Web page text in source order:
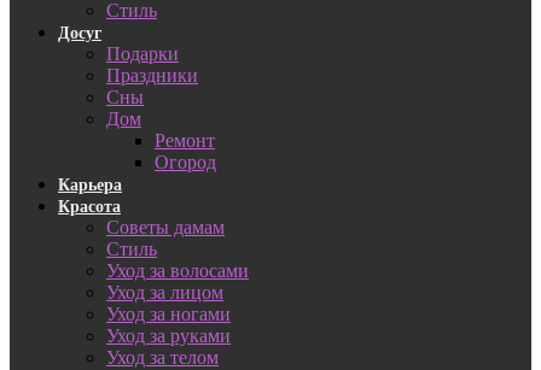
Стиль
Досуг
Подарки
Праздники
Сны
Дом
Ремонт
Огород
Карьера
Красота
Советы дамам
Стиль
Уход за волосами
Уход за лицом
Уход за ногами
Уход за руками
Уход за телом